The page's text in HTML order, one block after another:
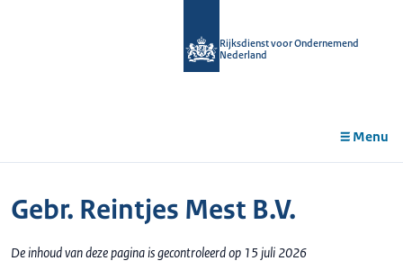
Rijksdienst voor Ondernemend
Nederland
Menu
Gebr. Reintjes Mest B.V.
De inhoud van deze pagina is gecontroleerd op 15 juli 2026